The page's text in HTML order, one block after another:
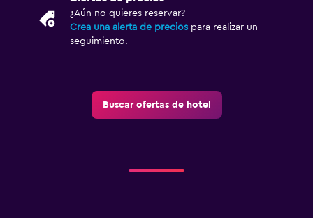
¿Aún no quieres reservar?
Crea una alerta de precios para realizar un
seguimiento.
Buscar ofertas de hotel